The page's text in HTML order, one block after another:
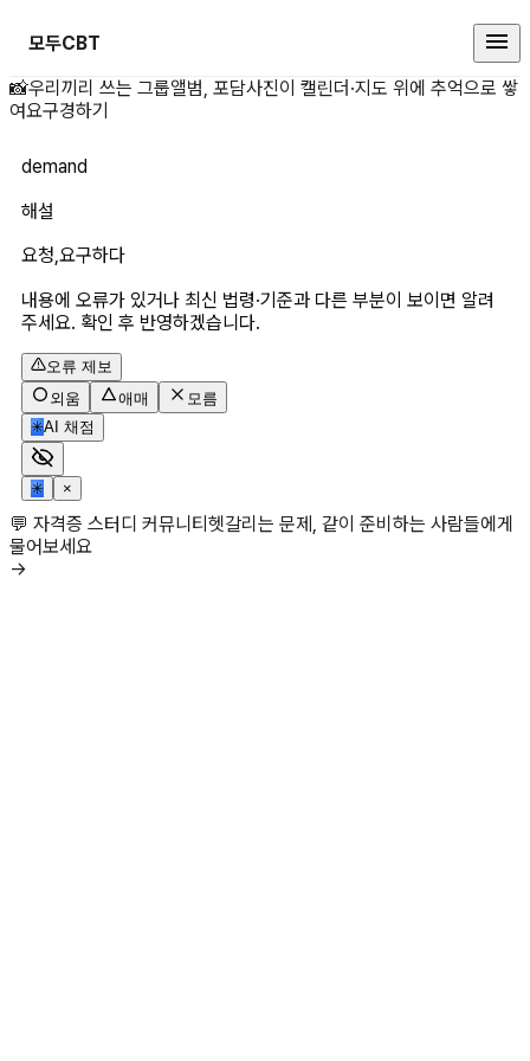
모두CBT
demand 상세 페이지
📸우리끼리 쓰는 그룹앨범, 포담사진이 캘린더·지도 위에 추억으로 쌓
여요구경하기
demand
해설
요청,요구하다
내용에 오류가 있거나 최신 법령·기준과 다른 부분이 보이면 알려
주세요. 확인 후 반영하겠습니다.
오류 제보
외움
애매
모름
✳AI 채점
✳ ×
💬 자격증 스터디 커뮤니티헷갈리는 문제, 같이 준비하는 사람들에게
물어보세요
→